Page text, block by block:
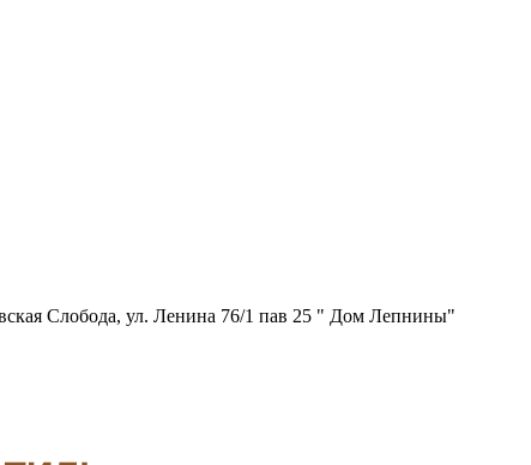
Слобода, ул. Ленина 76/1 пав 25 " Дом Лепнины"